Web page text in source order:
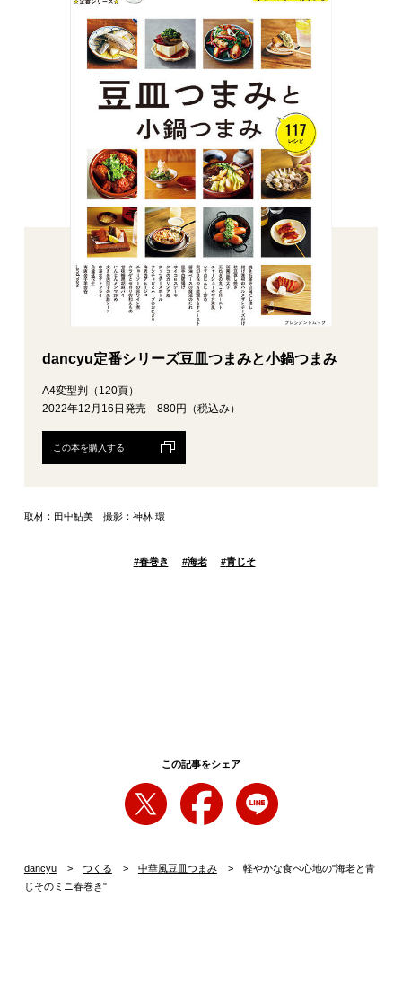
dancyu定番シリーズ豆皿つまみと小鍋つまみ
A4変型判（120頁）
2022年12月16日発売 880円（税込み）
この本を購入する
取材：田中鮎美 撮影：神林 環
#春巻き #海老 #青じそ
この記事をシェア
dancyu つくる 中華風豆皿つまみ
軽やかな食べ心地の"海老と青
じそのミニ春巻き"